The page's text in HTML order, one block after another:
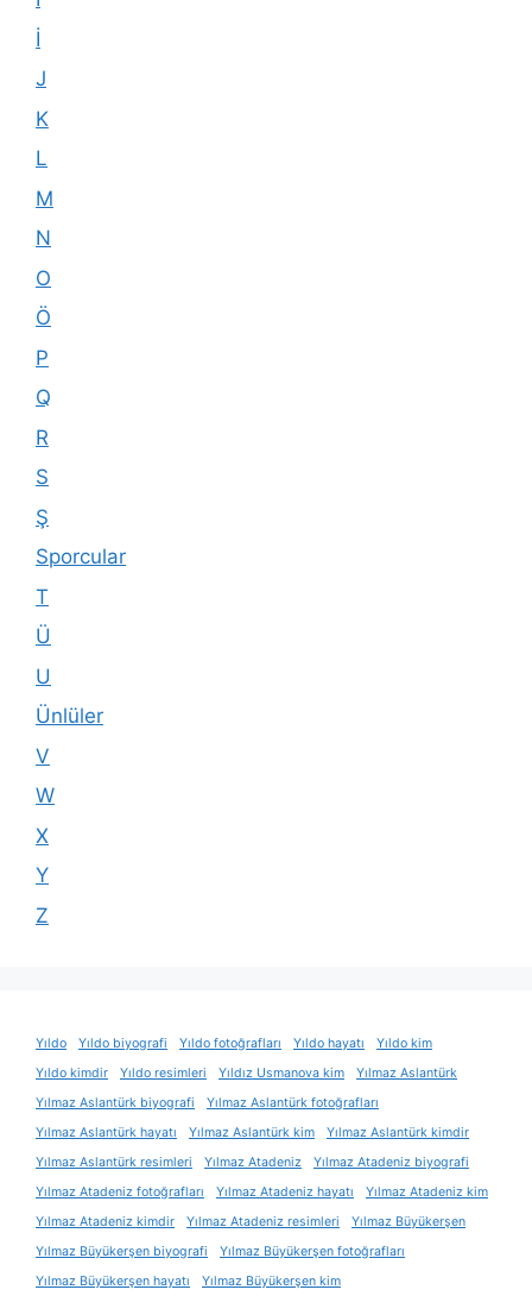
İ
J
K
L
M
N
O
Ö
P
Q
R
S
Ş
Sporcular
T
Ü
U
Ünlüler
V
W
X
Y
Z
Yıldo Yıldo biyografi Yıldo fotoğrafları Yıldo hayatı
Yıldo kim
Yıldo kimdir
Yıldo resimleri Yıldız Usmanova kim
Yılmaz Aslantürk
Yılmaz Aslantürk biyografi
Yılmaz Aslantürk fotoğrafları
Yılmaz Aslantürk hayatı
Yılmaz Aslantürk kim
Yılmaz Aslantürk kimdir
Yılmaz Aslantürk resimleri
Yılmaz Atadeniz
Yılmaz Atadeniz biyografi
Yılmaz Atadeniz fotoğrafları
Yılmaz Atadeniz hayatı
Yılmaz Atadeniz kim
Yılmaz Atadeniz kimdir
Yılmaz Atadeniz resimleri
Yılmaz Büyükerşen
Yılmaz Büyükerşen biyografi
Yılmaz Büyükerşen fotoğrafları
Yılmaz Büyükerşen hayatı
Yılmaz Büyükerşen kim